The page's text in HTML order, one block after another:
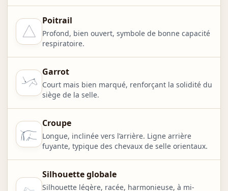
Poitrail
Profond, bien ouvert, symbole de bonne capacité
respiratoire.
Garrot
Court mais bien marqué, renforçant la solidité du
siège de la selle.
Croupe
Longue, inclinée vers l’arrière. Ligne arrière
fuyante, typique des chevaux de selle orientaux.
Silhouette globale
Silhouette légère, racée, harmonieuse, à mi-